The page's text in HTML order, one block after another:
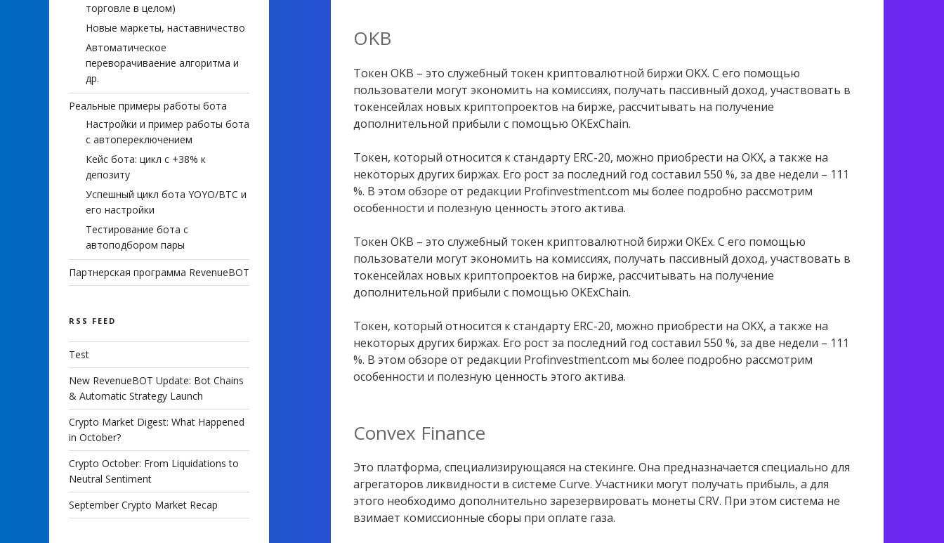
OKB
Токен OKB – это служебный токен криптовалютной биржи OKX. С его помощью
пользователи могут экономить на комиссиях, получать пассивный доход, участвовать в
токенсейлах новых криптопроектов на бирже, рассчитывать на получение
дополнительной прибыли с помощью OKExChain.
Токен, который относится к стандарту ERC-20, можно приобрести на OKX, а также на
некоторых других биржах. Его рост за последний год составил 550 %, за две недели – 111
%. В этом обзоре от редакции Profinvestment.com мы более подробно рассмотрим
особенности и полезную ценность этого актива.
Токен OKB – это служебный токен криптовалютной биржи OKEx. С его помощью
пользователи могут экономить на комиссиях, получать пассивный доход, участвовать в
токенсейлах новых криптопроектов на бирже, рассчитывать на получение
дополнительной прибыли с помощью OKExChain.
Токен, который относится к стандарту ERC-20, можно приобрести на OKX, а также на
некоторых других биржах. Его рост за последний год составил 550 %, за две недели – 111
%. В этом обзоре от редакции Profinvestment.com мы более подробно рассмотрим
особенности и полезную ценность этого актива.
Convex Finance
Это платформа, специализирующаяся на стекинге. Она предназначается специально для
агрегаторов ликвидности в системе Curve. Участники могут получать прибыль, а для
этого необходимо дополнительно зарезервировать монеты CRV. При этом система не
взимает комиссионные сборы при оплате газа.
торговле в целом)
Новые маркеты, наставничество
Автоматическое
переворачиваение алгоритма и
др.
Реальные примеры работы бота
Настройки и пример работы бота
с автопереключением
Кейс бота: цикл с +38% к
депозиту
Успешный цикл бота YOYO/BTC и
его настройки
Тестирование бота с
автоподбором пары
Партнерская программа RevenueBOT
RSS FEED
Test
New RevenueBOT Update: Bot Chains
& Automatic Strategy Launch
Crypto Market Digest: What Happened
in October?
Crypto October: From Liquidations to
Neutral Sentiment
September Crypto Market Recap